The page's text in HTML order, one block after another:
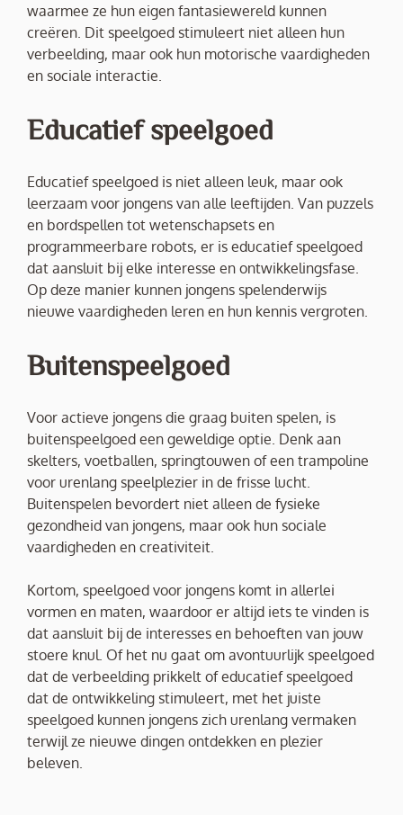
waarmee ze hun eigen fantasiewereld kunnen
creëren. Dit speelgoed stimuleert niet alleen hun
verbeelding, maar ook hun motorische vaardigheden
en sociale interactie.
Educatief speelgoed
Educatief speelgoed is niet alleen leuk, maar ook
leerzaam voor jongens van alle leeftijden. Van puzzels
en bordspellen tot wetenschapsets en
programmeerbare robots, er is educatief speelgoed
dat aansluit bij elke interesse en ontwikkelingsfase.
Op deze manier kunnen jongens spelenderwijs
nieuwe vaardigheden leren en hun kennis vergroten.
Buitenspeelgoed
Voor actieve jongens die graag buiten spelen, is
buitenspeelgoed een geweldige optie. Denk aan
skelters, voetballen, springtouwen of een trampoline
voor urenlang speelplezier in de frisse lucht.
Buitenspelen bevordert niet alleen de fysieke
gezondheid van jongens, maar ook hun sociale
vaardigheden en creativiteit.
Kortom, speelgoed voor jongens komt in allerlei
vormen en maten, waardoor er altijd iets te vinden is
dat aansluit bij de interesses en behoeften van jouw
stoere knul. Of het nu gaat om avontuurlijk speelgoed
dat de verbeelding prikkelt of educatief speelgoed
dat de ontwikkeling stimuleert, met het juiste
speelgoed kunnen jongens zich urenlang vermaken
terwijl ze nieuwe dingen ontdekken en plezier
beleven.